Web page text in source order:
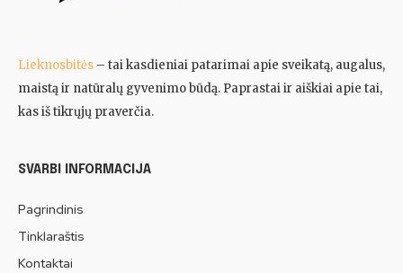
Lieknosbitės – tai kasdieniai patarimai apie sveikatą, augalus,
maistą ir natūralų gyvenimo būdą. Paprastai ir aiškiai apie tai,
kas iš tikrųjų praverčia.
SVARBI INFORMACIJA
Pagrindinis
Tinklaraštis
Kontaktai